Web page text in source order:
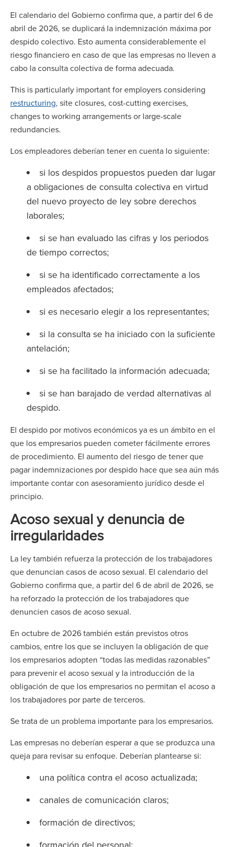
El calendario del Gobierno confirma que, a partir del 6 de
abril de 2026, se duplicará la indemnización máxima por
despido colectivo. Esto aumenta considerablemente el
riesgo financiero en caso de que las empresas no lleven a
cabo la consulta colectiva de forma adecuada.
This is particularly important for employers considering
restructuring, site closures, cost-cutting exercises,
changes to working arrangements or large-scale
redundancies.
Los empleadores deberían tener en cuenta lo siguiente:
si los despidos propuestos pueden dar lugar
a obligaciones de consulta colectiva en virtud
del nuevo proyecto de ley sobre derechos
laborales;
si se han evaluado las cifras y los periodos
de tiempo correctos;
si se ha identificado correctamente a los
empleados afectados;
si es necesario elegir a los representantes;
si la consulta se ha iniciado con la suficiente
antelación;
si se ha facilitado la información adecuada;
si se han barajado de verdad alternativas al
despido.
El despido por motivos económicos ya es un ámbito en el
que los empresarios pueden cometer fácilmente errores
de procedimiento. El aumento del riesgo de tener que
pagar indemnizaciones por despido hace que sea aún más
importante contar con asesoramiento jurídico desde el
principio.
Acoso sexual y denuncia de
irregularidades
La ley también refuerza la protección de los trabajadores
que denuncian casos de acoso sexual. El calendario del
Gobierno confirma que, a partir del 6 de abril de 2026, se
ha reforzado la protección de los trabajadores que
denuncien casos de acoso sexual.
En octubre de 2026 también están previstos otros
cambios, entre los que se incluyen la obligación de que
los empresarios adopten “todas las medidas razonables”
para prevenir el acoso sexual y la introducción de la
obligación de que los empresarios no permitan el acoso a
los trabajadores por parte de terceros.
Se trata de un problema importante para los empresarios.
Las empresas no deberían esperar a que se produzca una
queja para revisar su enfoque. Deberían plantearse si:
una política contra el acoso actualizada;
canales de comunicación claros;
formación de directivos;